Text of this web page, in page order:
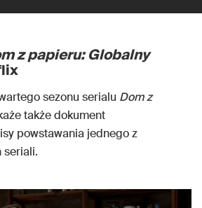
z papieru: Globalny
sezonu serialu Dom z
także dokument
powstawania jednego z
seriali.